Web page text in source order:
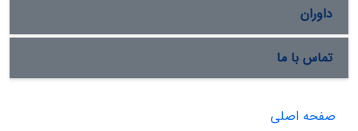
داوران
تماس با ما
صفحه اصلی